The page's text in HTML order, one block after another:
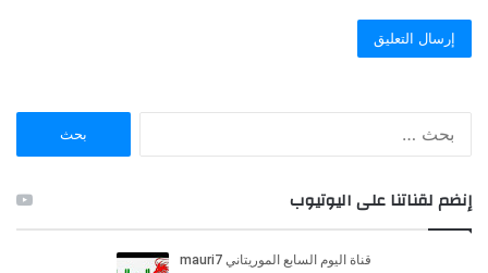
ن
إنضم لقناتنا على اليوتيوب